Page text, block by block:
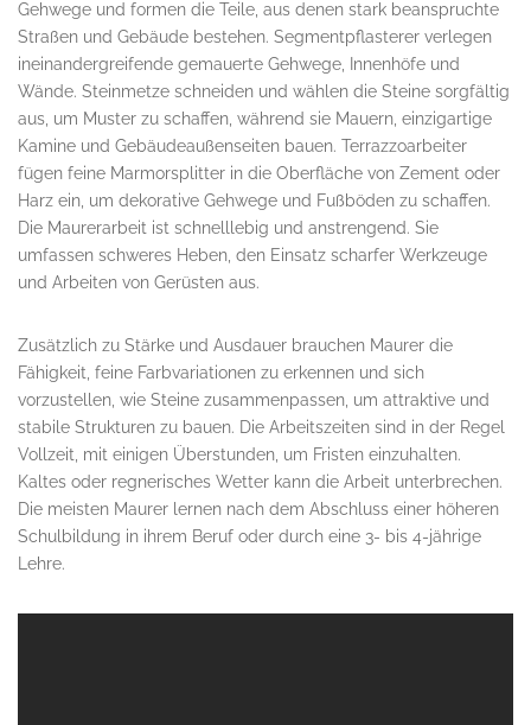
Gehwege und formen die Teile, aus denen stark beanspruchte
Straßen und Gebäude bestehen. Segmentpflasterer verlegen
ineinandergreifende gemauerte Gehwege, Innenhöfe und
Wände. Steinmetze schneiden und wählen die Steine sorgfältig
aus, um Muster zu schaffen, während sie Mauern, einzigartige
Kamine und Gebäudeaußenseiten bauen. Terrazzoarbeiter
fügen feine Marmorsplitter in die Oberfläche von Zement oder
Harz ein, um dekorative Gehwege und Fußböden zu schaffen.
Die Maurerarbeit ist schnelllebig und anstrengend. Sie
umfassen schweres Heben, den Einsatz scharfer Werkzeuge
und Arbeiten von Gerüsten aus.
Zusätzlich zu Stärke und Ausdauer brauchen Maurer die
Fähigkeit, feine Farbvariationen zu erkennen und sich
vorzustellen, wie Steine zusammenpassen, um attraktive und
stabile Strukturen zu bauen. Die Arbeitszeiten sind in der Regel
Vollzeit, mit einigen Überstunden, um Fristen einzuhalten.
Kaltes oder regnerisches Wetter kann die Arbeit unterbrechen.
Die meisten Maurer lernen nach dem Abschluss einer höheren
Schulbildung in ihrem Beruf oder durch eine 3- bis 4-jährige
Lehre.